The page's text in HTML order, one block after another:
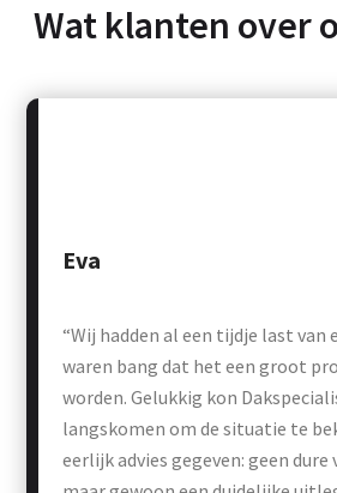
Wat klanten over
“Wij hadden al een tijdje last van
waren bang dat het een groot
worden. Gelukkig kon
langskomen om de situatie te
eerlijk advies gegeven: geen
Eva